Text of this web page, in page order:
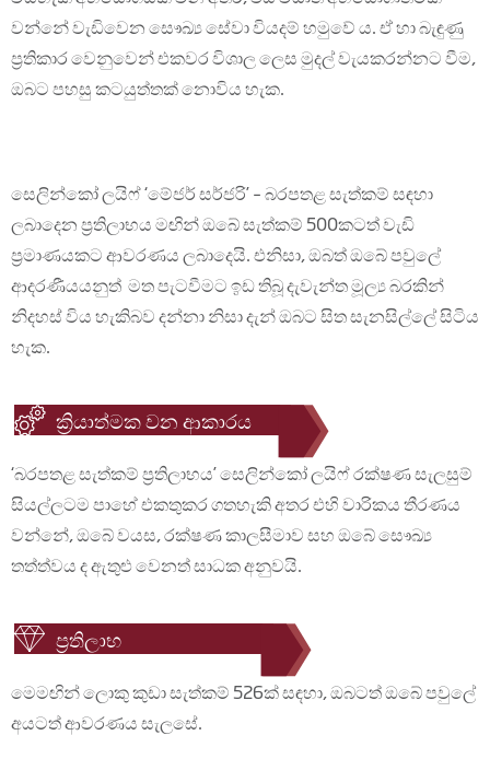
වන්නේ වැඩිවෙන සෞඛ්‍ය සේවා වියදම් හමුවේ ය. ඒ හා බැඳුණු
ප්‍රතිකාර වෙනුවෙන් එකවර විශාල ලෙස මුදල් වැයකරන්නට වීම,
ඔබට පහසු කටයුත්තක් නොවිය හැක.
සෙලින්කෝ ලයිෆ් ‘මේජර් සර්ජරි’ – බරපතළ සැත්කම් සඳහා
ලබාදෙන ප්‍රතිලාභය මඟින් ඔබේ සැත්කම් 500කටත් වැඩි
ප්‍රමාණයකට ආවරණය ලබාදෙයි. එනිසා, ඔබත් ඔබේ පවුලේ
ආදරණීයයනුත් මත පැටවීමට ඉඩ තිබූ දැවැන්ත මූල්‍ය බරකින්
නිදහස් විය හැකිබව දන්නා නිසා දැන් ඔබට සිත සැනසිල්ලේ සිටිය
හැක.
ක්‍රියාත්මක වන ආකාරය
‘බරපතළ සැත්කම් ප්‍රතිලාභය’ සෙලින්කෝ ලයිෆ් රක්ෂණ සැලසුම්
සියල්ලටම පාහේ එකතුකර ගතහැකි අතර එහි වාරිකය තීරණය
වන්නේ, ඔබේ වයස, රක්ෂණ කාලසීමාව සහ ඔබේ සෞඛ්‍ය
තත්ත්වය ද ඇතුළු වෙනත් සාධක අනුවයි.
ප‍්‍රතිලාභ
මෙමඟින් ලොකු කුඩා සැත්කම් 526ක් සඳහා, ඔබටත් ඔබේ පවුලේ
අයටත් ආවරණය සැලසේ.